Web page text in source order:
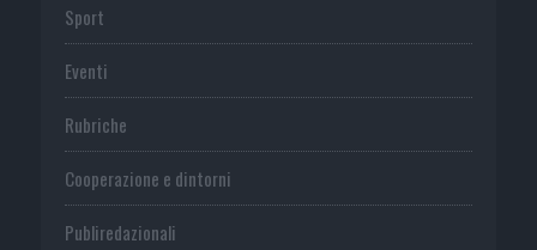
Sport
Eventi
Rubriche
Cooperazione e dintorni
Publiredazionali